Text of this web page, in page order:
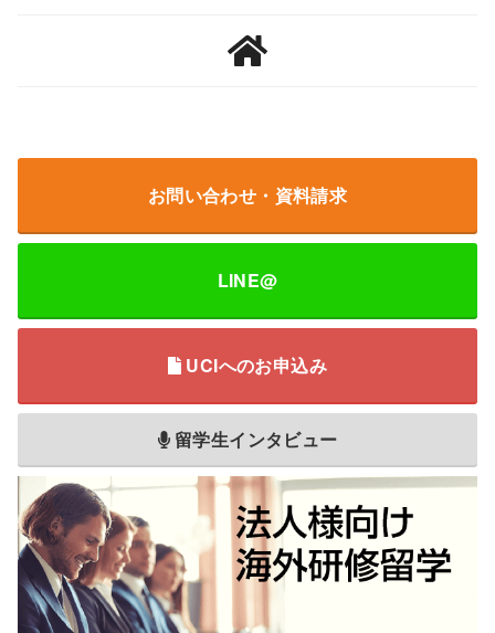
お問い合わせ・資料請求
LINE@
UCIへのお申込み
留学生インタビュー